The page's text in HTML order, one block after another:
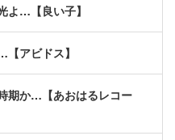
よ…【良い子】
アビドス】
期か…【あおはるレコー